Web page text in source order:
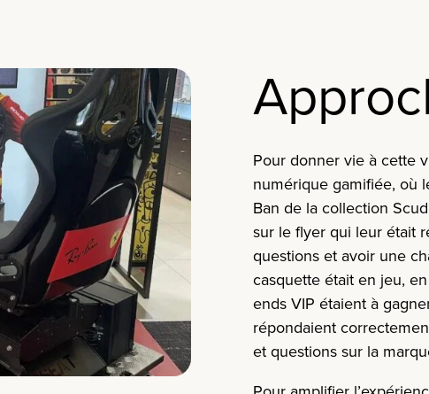
Pour donner vie à cette
numérique gamifiée, où
Ban de la collection
sur le flyer qui leur était
questions et avoir une
casquette était en jeu,
ends VIP étaient à
répondaient
et questions sur la